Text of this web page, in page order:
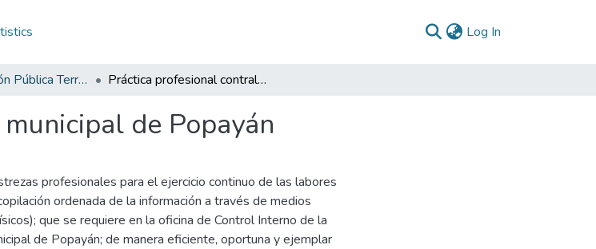
Log In
Administración Pública Territorial (APT) Práctica profesional contraloría municipal de Popayán
de Popayán
profesionales para el ejercicio continuo de las labores
ordenada de la información a través de medios
que se requiere en la oficina de Control Interno de la
de Popayán; de manera eficiente, oportuna y ejemplar